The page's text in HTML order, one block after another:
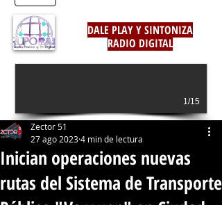
DALE PLAY Y SINTONIZA
RADIO DIGITAL
1/15
Inician operaciones nuevas
rutas del Sistema de Transporte
Zector 51
27 ago 20234 min de lectura